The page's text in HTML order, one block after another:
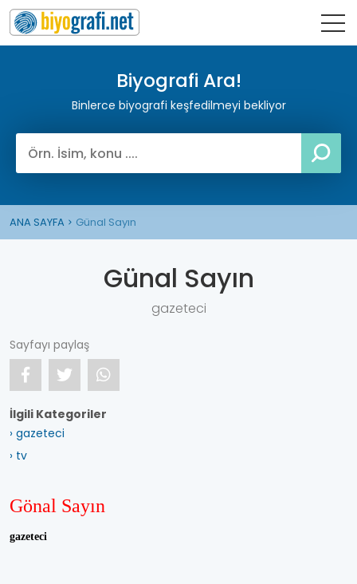
Biyografi Ara!
Binlerce biyografi keşfedilmeyi bekliyor
ANA SAYFA Günal Sayın
Günal Sayın
gazeteci
Sayfayı paylaş
İlgili Kategoriler
› gazeteci
› tv
Gönal Sayın
gazeteci